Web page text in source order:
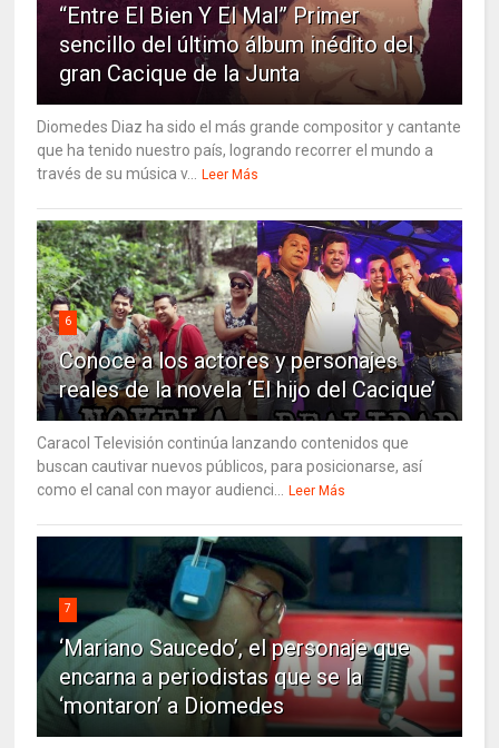
“Entre El Bien Y El Mal” Primer
sencillo del último álbum inédito del
gran Cacique de la Junta
Diomedes Diaz ha sido el más grande compositor y cantante
que ha tenido nuestro país, logrando recorrer el mundo a
través de su música v...
Leer Más
6
Conoce a los actores y personajes
reales de la novela ‘El hijo del Cacique’
Caracol Televisión continúa lanzando contenidos que
buscan cautivar nuevos públicos, para posicionarse, así
como el canal con mayor audienci...
Leer Más
7
‘Mariano Saucedo’, el personaje que
encarna a periodistas que se la
‘montaron’ a Diomedes